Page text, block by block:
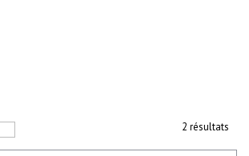
2 résultats